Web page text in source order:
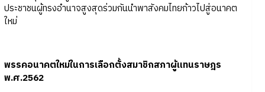
ประชาชนผู้ทรงอำนาจสูงสุดร่วมกันนำพาสังคมไทยก้าวไปสู่อนาคต
ใหม่
พรรคอนาคตใหม่ในการเลือกตั้งสมาชิกสภาผู้แทนราษฎร
พ.ศ.2562